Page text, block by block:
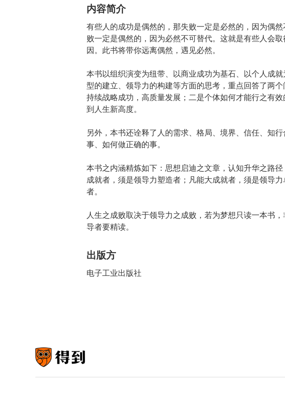
内容简介
有些人的成功是偶然的，那失败一定是必然的，因为偶
败一定是偶然的，因为必然不可替代。这就是有些人会
因。此书将带你远离偶然，遇见必然。
本书以组织演变为纽带、以商业成功为基石、以个人成
型的建立、领导力的构建等方面的思考，重点回答了两
持续战略成功，高质量发展；二是个体如何才能行之有
到人生新高度。
另外，本书还诠释了人的需求、格局、境界、信任、知
事、如何做正确的事。
本书之内涵精炼如下：思想启迪之文章，认知升华之路
成就者，须是领导力塑造者；凡能大成就者，须是领导
者。
人生之成败取决于领导力之成败，若为梦想只读一本书
导者要精读。
出版方
电子工业出版社